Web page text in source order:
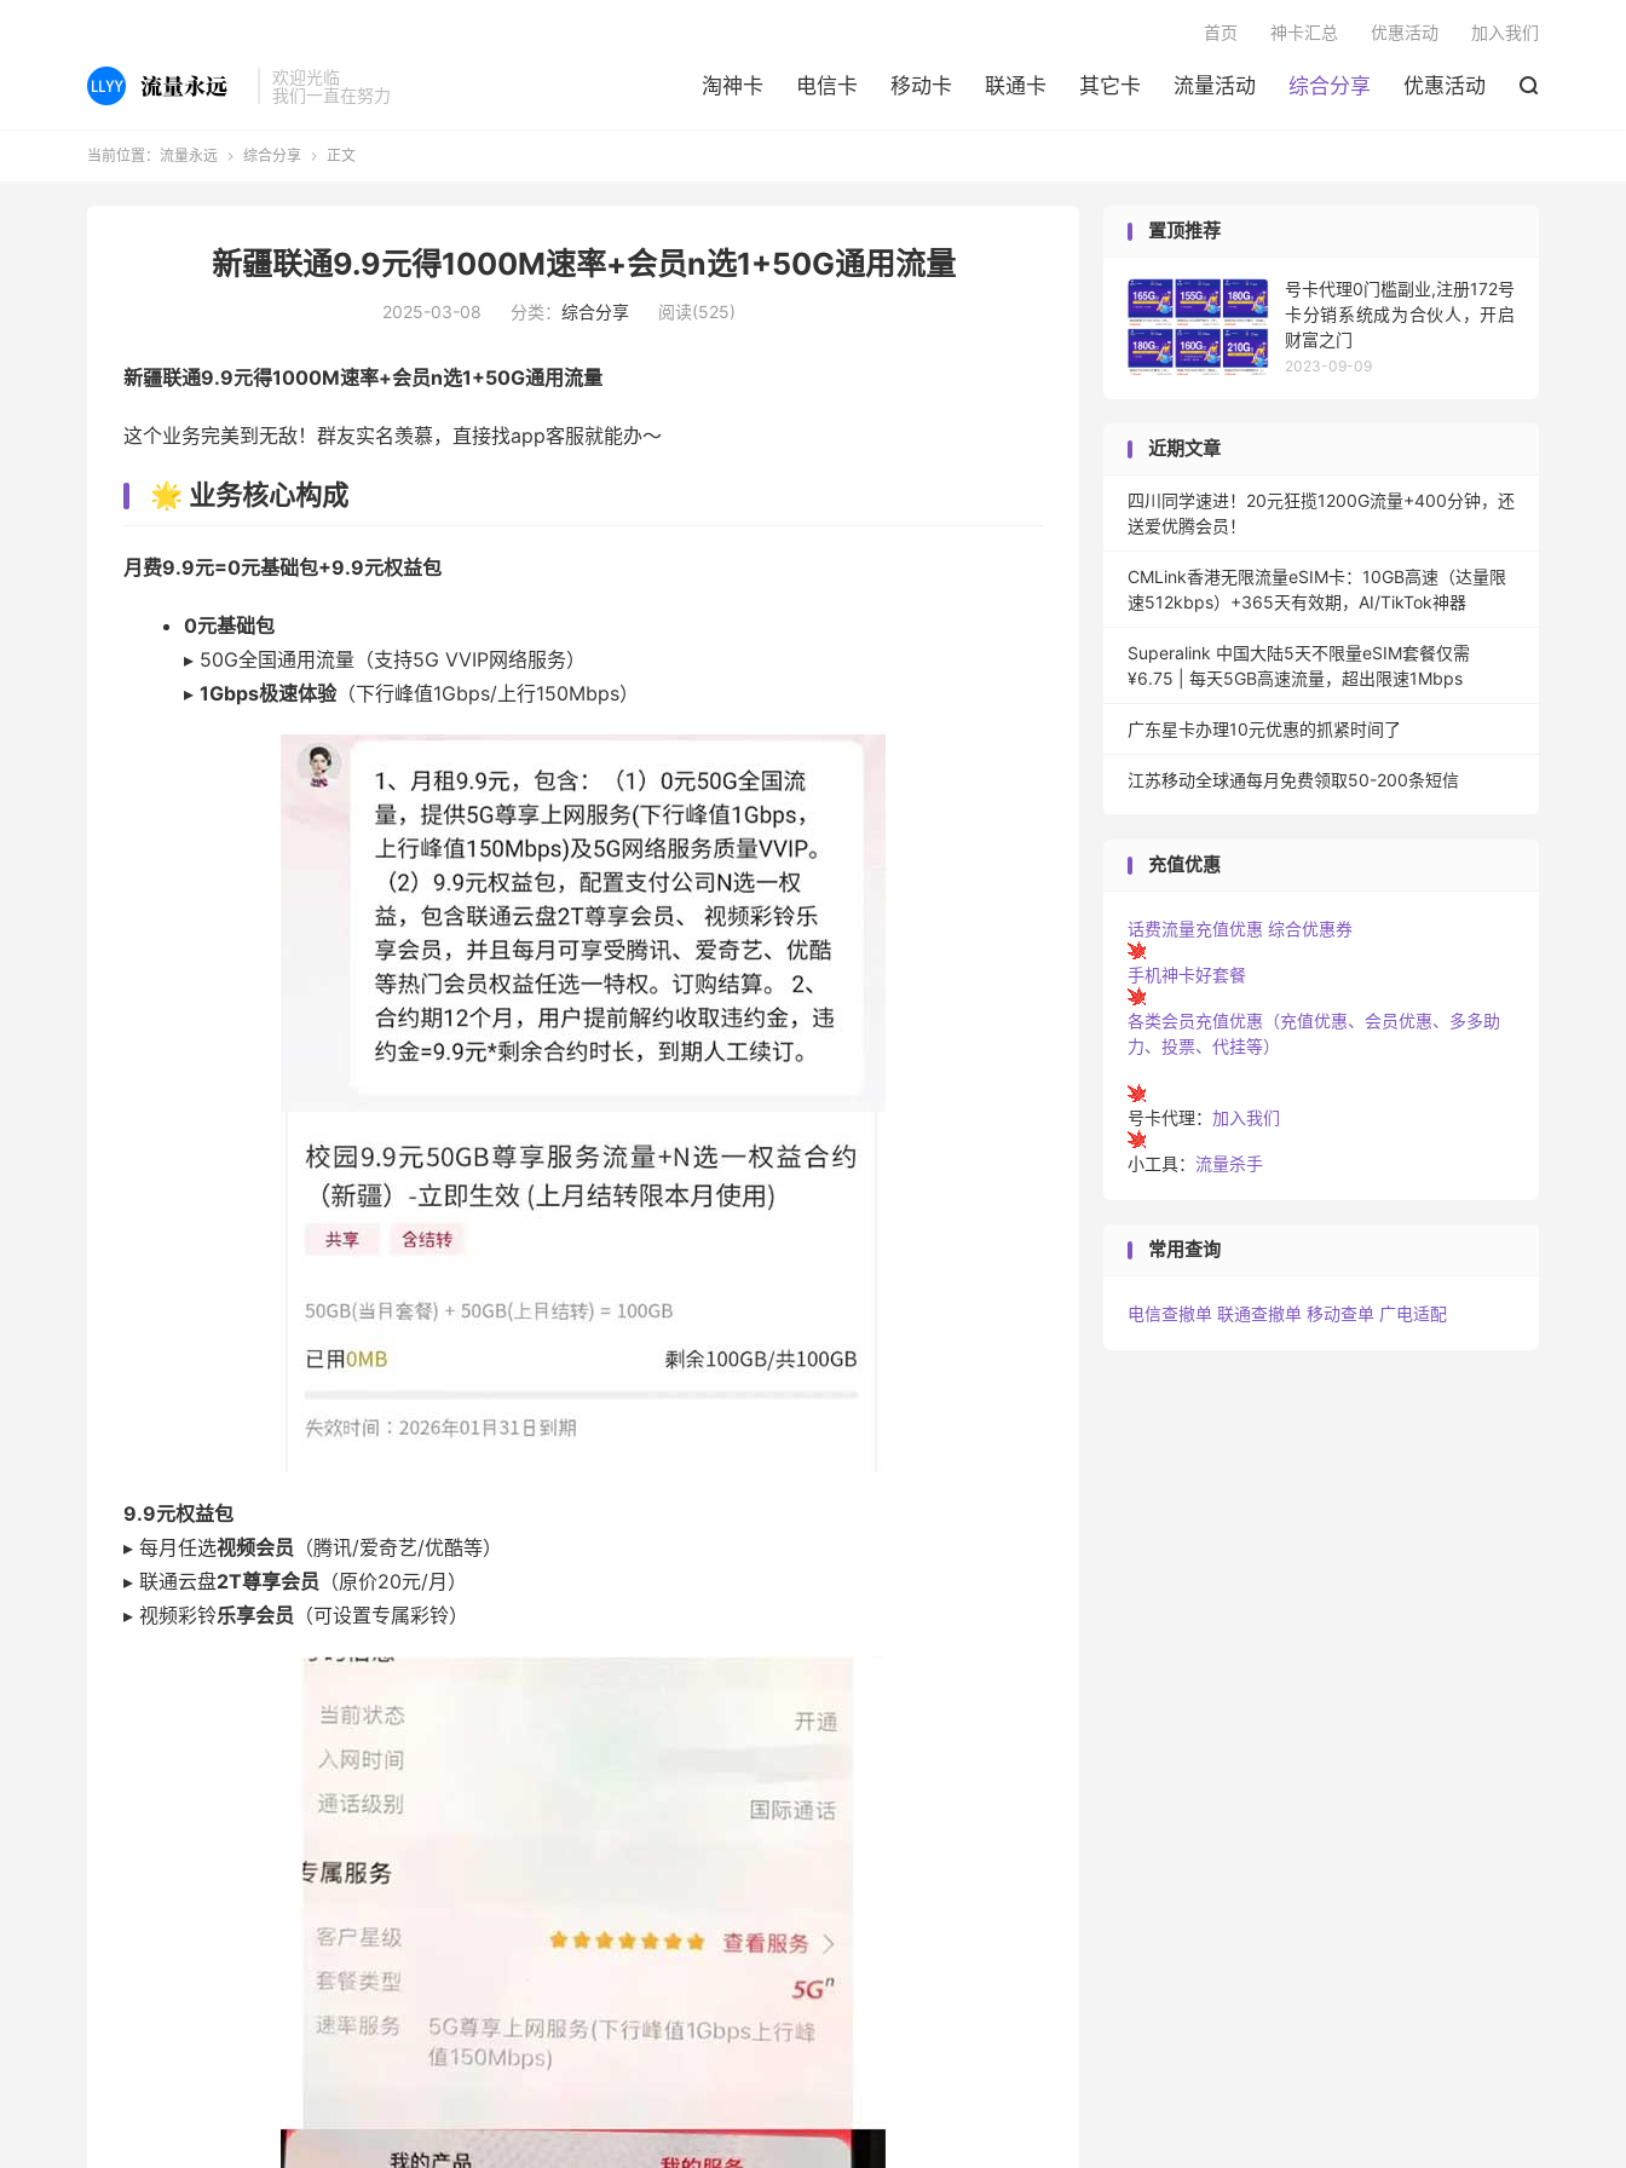
欢迎光临
我们一直在努力
淘神卡 电信卡 移动卡 联通卡 其它卡 流量活动 综合分享 优惠活动 
首页 神卡汇总 优惠活动 加入我们
当前位置： 流量永远  综合分享  正文
新疆联通9.9元得1000M速率+会员n选1+50G通用流量
2025-03-08 分类： 综合分享 阅读(525)
新疆联通9.9元得1000M速率+会员n选1+50G通用流量
这个业务完美到无敌！群友实名羡慕，直接找app客服就能办～
🌟 业务核心构成
月费9.9元=0元基础包+9.9元权益包
0元基础包
▸ 50G全国通用流量（支持5G VVIP网络服务）
▸ 1Gbps极速体验（下行峰值1Gbps/上行150Mbps）
9.9元权益包
▸ 每月任选视频会员 （腾讯/爱奇艺/优酷等）
▸ 联通云盘2T尊享会员 （原价20元/月）
▸ 视频彩铃乐享会员 （可设置专属彩铃）
置顶推荐
号卡代理0门槛副业,注册172号
卡分销系统成为合伙人，开启
财富之门
2023-09-09
近期文章
四川同学速进！20元狂揽1200G流量+400分钟，还
送爱优腾会员！
CMLink香港无限流量eSIM卡：10GB高速（达量限
速512kbps）+365天有效期，AI/TikTok神器
Superalink 中国大陆5天不限量eSIM套餐仅需
¥6.75 | 每天5GB高速流量，超出限速1Mbps
广东星卡办理10元优惠的抓紧时间了
江苏移动全球通每月免费领取50-200条短信
充值优惠
话费流量充值优惠 综合优惠券
手机神卡好套餐
各类会员充值优惠（充值优惠、会员优惠、多多助
力、投票、代挂等）
号卡代理： 加入我们
小工具： 流量杀手
常用查询
电信查撤单 联通查撤单 移动查单 广电适配